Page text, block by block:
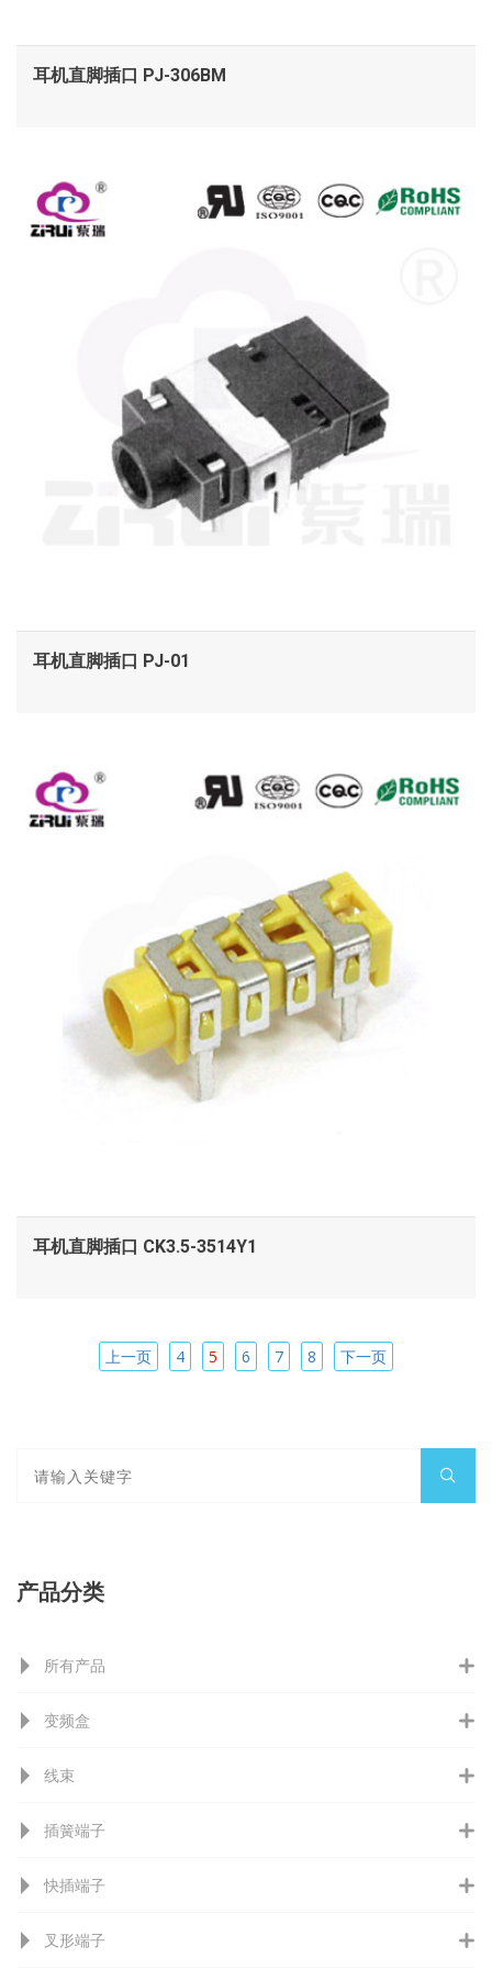
耳机直脚插口 PJ-306BM
查看
耳机直脚插口 PJ-01
查看
耳机直脚插口 CK3.5-3514Y1
上一页 4 5 6 7 8 下一页
产品分类
所有产品
变频盒
线束
插簧端子
快插端子
叉形端子